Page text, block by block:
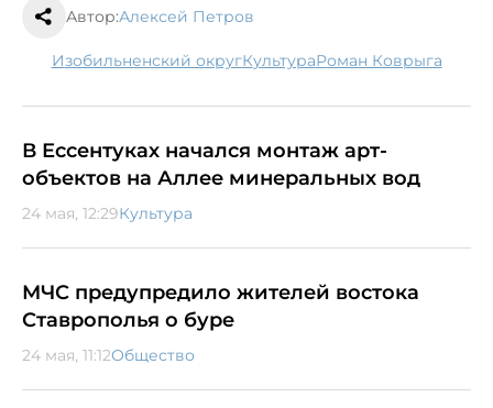
Автор:Алексей Петров
Изобильненский округ культура Роман Коврыга
В Ессентуках начался монтаж арт-
объектов на Аллее минеральных вод
24 мая, 12:29Культура
МЧС предупредило жителей востока
Ставрополья о буре
24 мая, 11:12Общество